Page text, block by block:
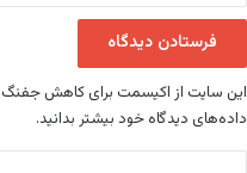
ر
ز
ر
این سایت از اکیسمت برای کاهش جفنگ
داده‌های دیدگاه خود بیشتر بدانید.